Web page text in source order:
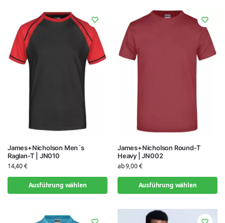
James+Nicholson Men´s
Raglan-T | JN010
14,40€
Ausführung wählen
James+Nicholson Round-T
Heavy | JN002
ab9,00€
Ausführung wählen